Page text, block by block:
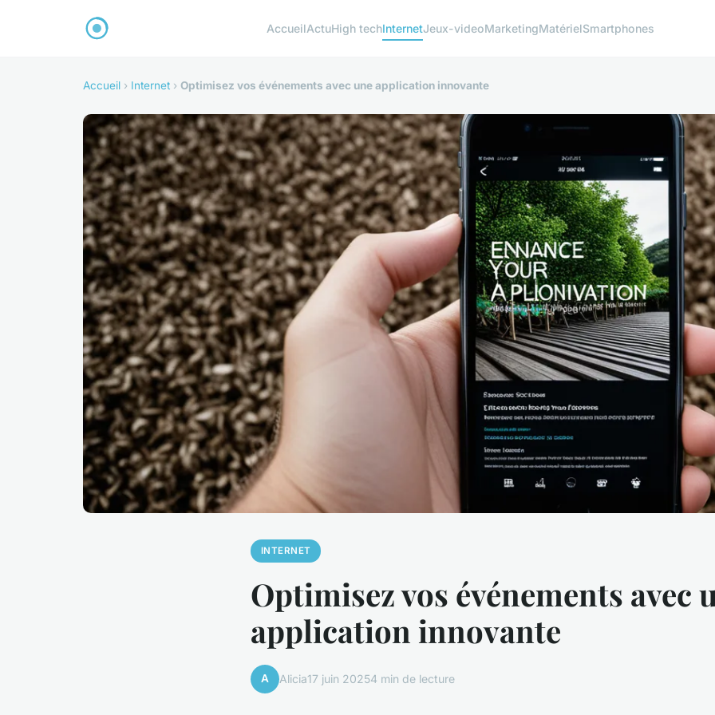
AccueilActuHigh techInternetJeux-videoMarketingMatérielSmartphones
Accueil › Internet › Optimisez vos événements avec une application innovante
INTERNET
Optimisez vos événements avec
application innovante
A Alicia17 juin 20254 min de lecture